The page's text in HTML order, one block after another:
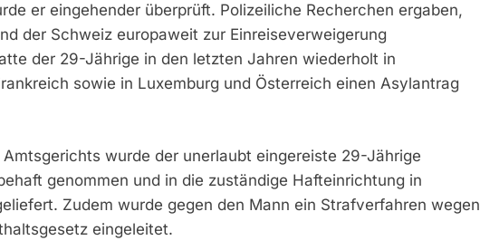
er eingehender überprüft. Polizeiliche Recherchen ergaben,
der Schweiz europaweit zur Einreiseverweigerung
der 29-Jährige in den letzten Jahren wiederholt in
sowie in Luxemburg und Österreich einen Asylantrag
wurde der unerlaubt eingereiste 29-Jährige
genommen und in die zuständige Hafteinrichtung in
Zudem wurde gegen den Mann ein Strafverfahren wegen
eingeleitet.